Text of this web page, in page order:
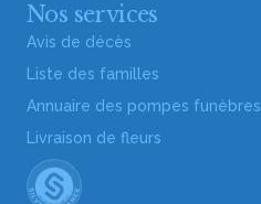
Nos services
Avis de décès
Liste des familles
Annuaire des pompes funèbres
Livraison de fleurs